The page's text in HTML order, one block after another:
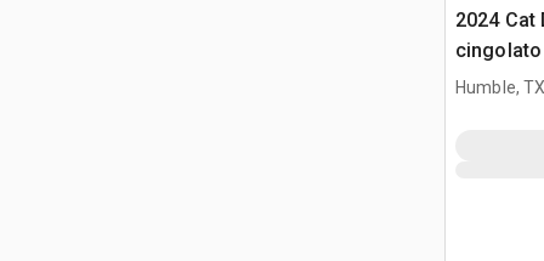
2024 Cat
cingolato
Humble,